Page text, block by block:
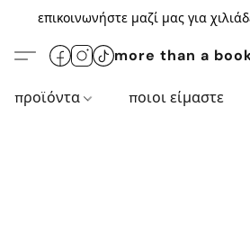
επικοινωνήστε μαζί μας για
more than a
προϊόντα ποιοι είμαστε